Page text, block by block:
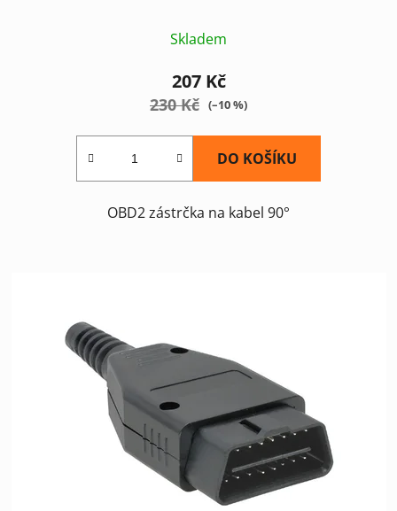
Skladem
207 Kč
230 Kč (–10 %)
DO KOŠÍKU
OBD2 zástrčka na kabel 90°